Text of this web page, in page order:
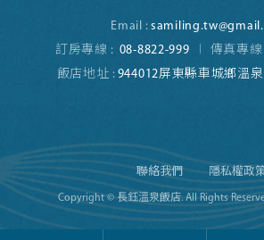
Email :
訂房專線 : 08-8822-999 傳真專線
飯店地址 : 944012屏東縣車城鄉溫
Copyright © 長鈺溫泉飯店. All Rights
聯絡我們 隱私權政